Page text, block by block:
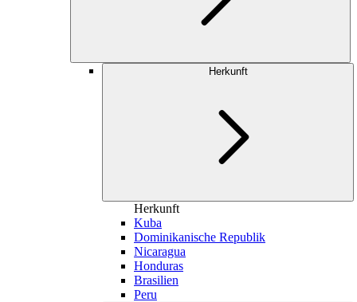
Herkunft
Herkunft
Kuba
Dominikanische Republik
Nicaragua
Honduras
Brasilien
Peru